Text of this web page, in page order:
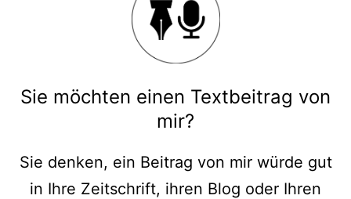
Sie möchten einen Textbeitrag von
mir?
Sie denken, ein Beitrag von mir würde gut
in Ihre Zeitschrift, ihren Blog oder Ihren